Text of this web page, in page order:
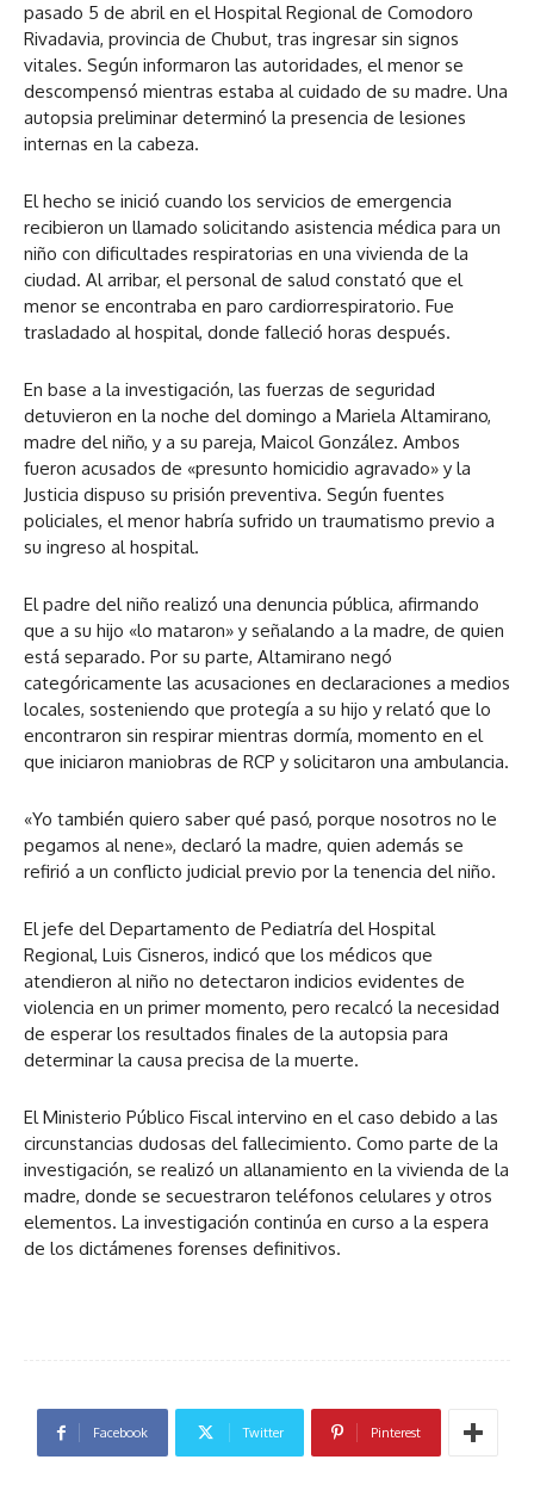
pasado 5 de abril en el Hospital Regional de Comodoro
Rivadavia, provincia de Chubut, tras ingresar sin signos
vitales. Según informaron las autoridades, el menor se
descompensó mientras estaba al cuidado de su madre. Una
autopsia preliminar determinó la presencia de lesiones
internas en la cabeza.
El hecho se inició cuando los servicios de emergencia
recibieron un llamado solicitando asistencia médica para un
niño con dificultades respiratorias en una vivienda de la
ciudad. Al arribar, el personal de salud constató que el
menor se encontraba en paro cardiorrespiratorio. Fue
trasladado al hospital, donde falleció horas después.
En base a la investigación, las fuerzas de seguridad
detuvieron en la noche del domingo a Mariela Altamirano,
madre del niño, y a su pareja, Maicol González. Ambos
fueron acusados de «presunto homicidio agravado» y la
Justicia dispuso su prisión preventiva. Según fuentes
policiales, el menor habría sufrido un traumatismo previo a
su ingreso al hospital.
El padre del niño realizó una denuncia pública, afirmando
que a su hijo «lo mataron» y señalando a la madre, de quien
está separado. Por su parte, Altamirano negó
categóricamente las acusaciones en declaraciones a medios
locales, sosteniendo que protegía a su hijo y relató que lo
encontraron sin respirar mientras dormía, momento en el
que iniciaron maniobras de RCP y solicitaron una ambulancia.
«Yo también quiero saber qué pasó, porque nosotros no le
pegamos al nene», declaró la madre, quien además se
refirió a un conflicto judicial previo por la tenencia del niño.
El jefe del Departamento de Pediatría del Hospital
Regional, Luis Cisneros, indicó que los médicos que
atendieron al niño no detectaron indicios evidentes de
violencia en un primer momento, pero recalcó la necesidad
de esperar los resultados finales de la autopsia para
determinar la causa precisa de la muerte.
El Ministerio Público Fiscal intervino en el caso debido a las
circunstancias dudosas del fallecimiento. Como parte de la
investigación, se realizó un allanamiento en la vivienda de la
madre, donde se secuestraron teléfonos celulares y otros
elementos. La investigación continúa en curso a la espera
de los dictámenes forenses definitivos.
Facebook Twitter Pinterest